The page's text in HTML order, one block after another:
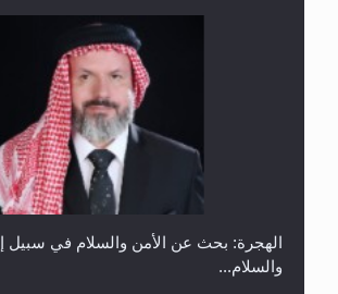
إتمام حفظ القرآن الكريم لثلاثة طلاب
الهجرة: بحث عن الأمن والسلام في سبيل
والسلام...